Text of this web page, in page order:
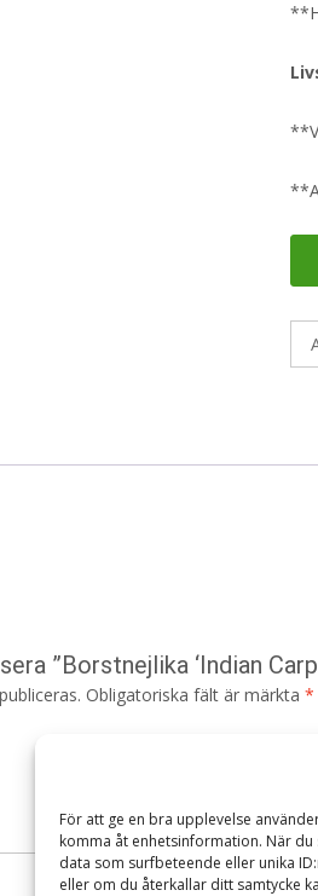
För att ge en bra upplevelse
komma åt enhetsinformation. När
data som surfbeteende eller unika
eller om du återkallar ditt samtycke
”Borstnejlika ‘Indian
Obligatoriska fält är märkta *